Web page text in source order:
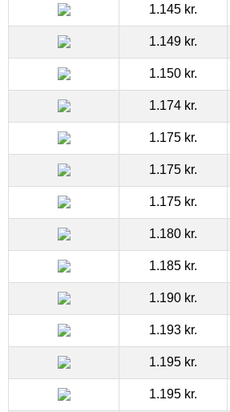
1.145 kr.
1.149 kr.
1.150 kr.
1.174 kr.
1.175 kr.
1.175 kr.
1.175 kr.
1.180 kr.
1.185 kr.
1.190 kr.
1.193 kr.
1.195 kr.
1.195 kr.